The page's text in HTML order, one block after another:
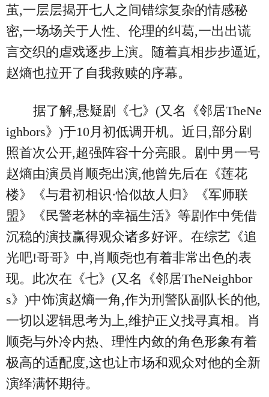
茧,一层层揭开七人之间错综复杂的情感秘
密,一场场关于人性、伦理的纠葛,一出出谎
言交织的虐戏逐步上演。随着真相步步逼近,
赵熵也拉开了自我救赎的序幕。
据了解,悬疑剧《七》(又名《邻居TheNe
ighbors》)于10月初低调开机。近日,部分剧
照首次公开,超强阵容十分亮眼。剧中男一号
赵熵由演员肖顺尧出演,他曾先后在《莲花
楼》《与君初相识·恰似故人归》《军师联
盟》《民警老林的幸福生活》等剧作中凭借
沉稳的演技赢得观众诸多好评。在综艺《追
光吧!哥哥》中,肖顺尧也有着非常出色的表
现。此次在《七》(又名《邻居TheNeighbor
s》)中饰演赵熵一角,作为刑警队副队长的他,
一切以逻辑思考为上,维护正义找寻真相。肖
顺尧与外冷内热、理性内敛的角色形象有着
极高的适配度,这也让市场和观众对他的全新
演绎满怀期待。